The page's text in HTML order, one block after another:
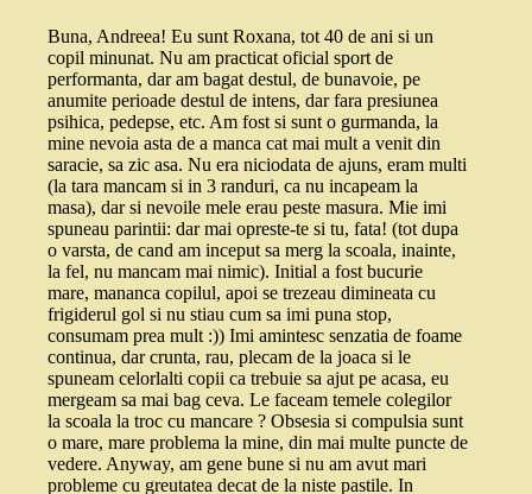
Buna, Andreea! Eu sunt Roxana, tot 40 de ani si un
copil minunat. Nu am practicat oficial sport de
performanta, dar am bagat destul, de bunavoie, pe
anumite perioade destul de intens, dar fara presiunea
psihica, pedepse, etc. Am fost si sunt o gurmanda, la
mine nevoia asta de a manca cat mai mult a venit din
saracie, sa zic asa. Nu era niciodata de ajuns, eram multi
(la tara mancam si in 3 randuri, ca nu incapeam la
masa), dar si nevoile mele erau peste masura. Mie imi
spuneau parintii: dar mai opreste-te si tu, fata! (tot dupa
o varsta, de cand am inceput sa merg la scoala, inainte,
la fel, nu mancam mai nimic). Initial a fost bucurie
mare, mananca copilul, apoi se trezeau dimineata cu
frigiderul gol si nu stiau cum sa imi puna stop,
consumam prea mult :)) Imi amintesc senzatia de foame
continua, dar crunta, rau, plecam de la joaca si le
spuneam celorlalti copii ca trebuie sa ajut pe acasa, eu
mergeam sa mai bag ceva. Le faceam temele colegilor
la scoala la troc cu mancare ? Obsesia si compulsia sunt
o mare, mare problema la mine, din mai multe puncte de
vedere. Anyway, am gene bune si nu am avut mari
probleme cu greutatea decat de la niste pastile. In